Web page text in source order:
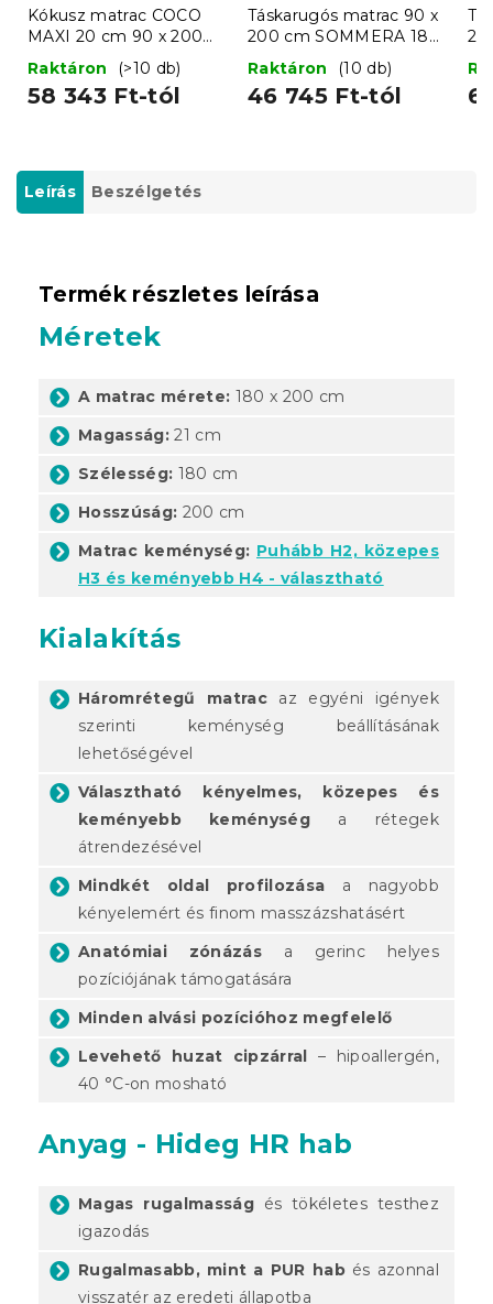
Kókusz matrac COCO
MAXI 20 cm 90 x 200
cm
Raktáron (>10 db)
58 343 Ft-tól
Táskarugós matrac 90 x
200 cm SOMMERA 18
cm
Raktáron (10 db)
46 745 Ft-tól
Leírás Beszélgetés
Termék részletes leírása
Méretek
A matrac mérete: 180 x 200 cm
Magasság: 21 cm
Szélesség: 180 cm
Hosszúság: 200 cm
Matrac keménység: Puhább H2, közepes
H3 és keményebb H4 - választható
Kialakítás
Háromrétegű matrac az egyéni igények
szerinti keménység beállításának
lehetőségével
Választható kényelmes, közepes és
keményebb keménység a rétegek
átrendezésével
Mindkét oldal profilozása a nagyobb
kényelemért és finom masszázshatásért
Anatómiai zónázás a gerinc helyes
pozíciójának támogatására
Minden alvási pozícióhoz megfelelő
Levehető huzat cipzárral – hipoallergén,
40 °C-on mosható
Anyag - Hideg HR hab
Magas rugalmasság és tökéletes testhez
igazodás
Rugalmasabb, mint a PUR habés azonnal
visszatér az eredeti állapotba